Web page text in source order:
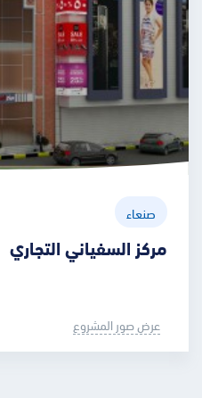
صنعاء
مركز السفياني التجاري
عرض صور المشروع